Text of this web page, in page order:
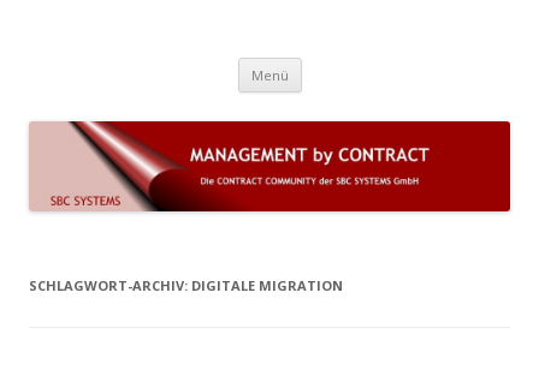
Systems GmbH
komplexe Dauerschuldverhältnisse und das Vertrags- und
Menü Zum Inhalt springen
SCHLAGWORT-ARCHIV: DIGITALE MIGRATION